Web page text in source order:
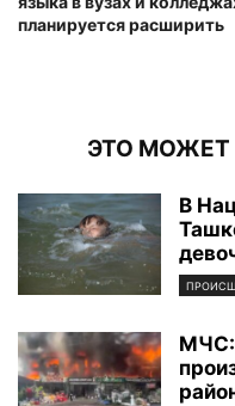
планируется расширить
ЭТО МОЖЕТ
В
МЧС: